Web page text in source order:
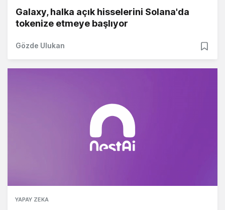
Galaxy, halka açık hisselerini Solana'da
tokenize etmeye başlıyor
Gözde Ulukan
YAPAY ZEKA